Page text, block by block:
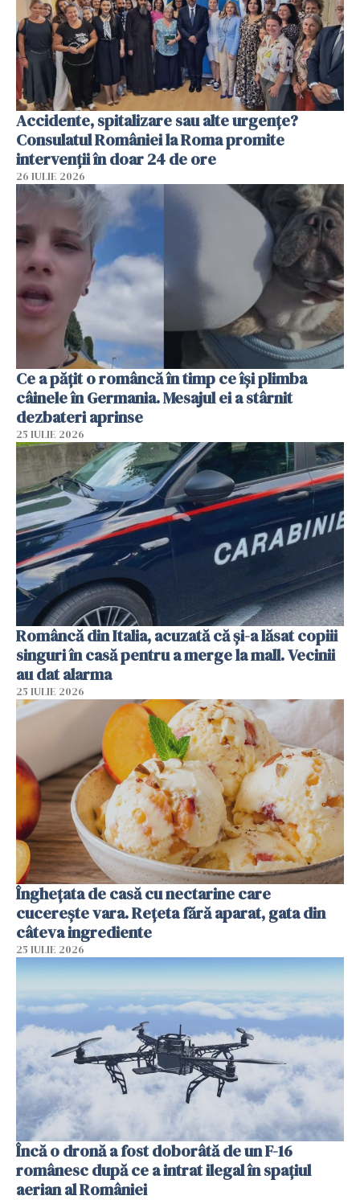
Accidente, spitalizare sau alte urgențe?
Consulatul României la Roma promite
intervenții în doar 24 de ore
26 IULIE 2026
Ce a pățit o româncă în timp ce își plimba
câinele în Germania. Mesajul ei a stârnit
dezbateri aprinse
25 IULIE 2026
Româncă din Italia, acuzată că și-a lăsat copiii
singuri în casă pentru a merge la mall. Vecinii
au dat alarma
25 IULIE 2026
Înghețata de casă cu nectarine care
cucerește vara. Rețeta fără aparat, gata din
câteva ingrediente
25 IULIE 2026
Încă o dronă a fost doborâtă de un F-16
românesc după ce a intrat ilegal în spațiul
aerian al României